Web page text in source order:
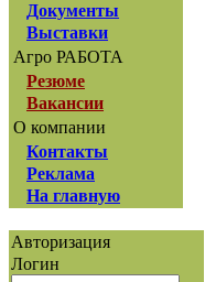
Документы
Выставки
Агро РАБОТА
Резюме
Вакансии
О компании
Контакты
Реклама
На главную
Авторизация
Логин